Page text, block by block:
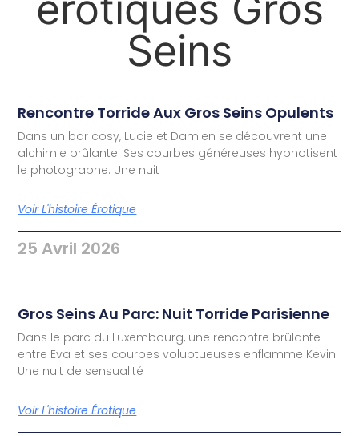
Seins
Rencontre Torride Aux Gros Seins Opulents
Dans un bar cosy, Lucie et Damien se découvrent une
alchimie brûlante. Ses courbes généreuses hypnotisent
le photographe. Une nuit
Voir L'histoire Érotique
25 Avril 2026
Gros Seins Au Parc: Nuit Torride Parisienne
Dans le parc du Luxembourg, une rencontre brûlante
entre Eva et ses courbes voluptueuses enflamme Kevin.
Une nuit de sensualité
Voir L'histoire Érotique